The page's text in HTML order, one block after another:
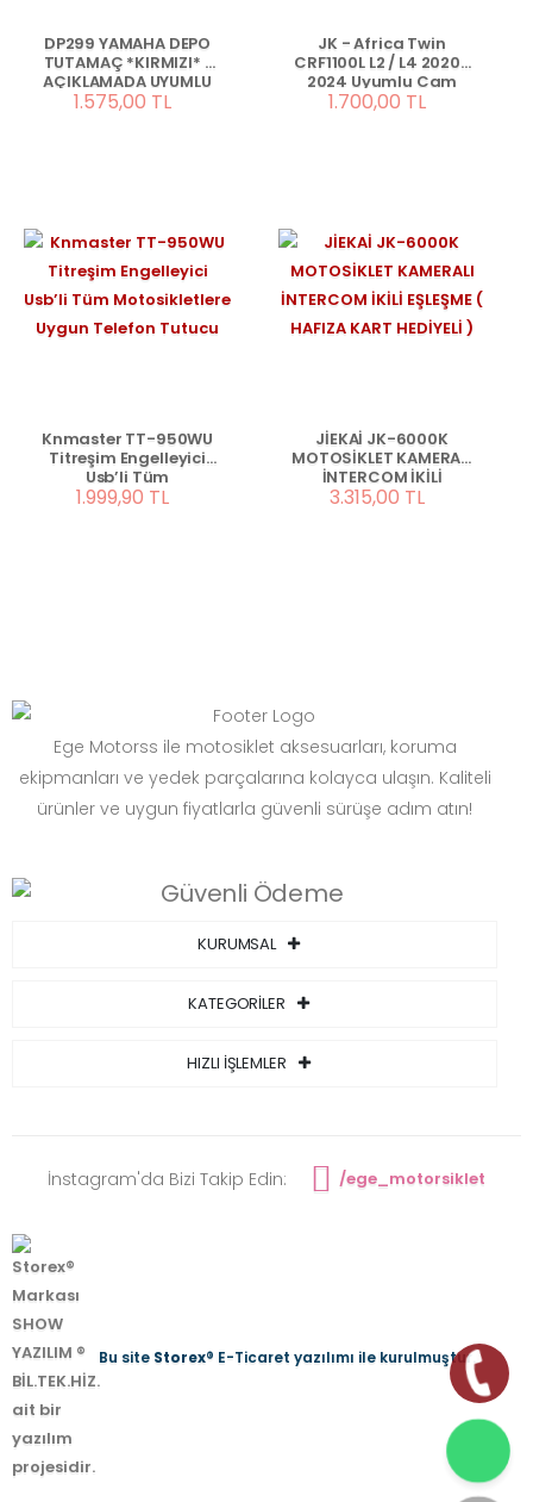
DP299 YAMAHA DEPO
TUTAMAÇ *KIRMIZI* (
AÇIKLAMADA UYUMLU
MODELLER )
1.575,00 TL
JK - Africa Twin
CRF1100L L2 / L4 2020-
2024 Uyumlu Cam
FÜME
1.700,00 TL
Knmaster TT-950WU
Titreşim Engelleyici
Usb’li Tüm
Motosikletlere Uygun
1.999,90 TL
JİEKAİ JK-6000K
MOTOSİKLET KAMERALI
İNTERCOM İKİLİ
EŞLEŞME ( HAFIZA KART
3.315,00 TL
Ege Motorss ile motosiklet aksesuarları, koruma
ekipmanları ve yedek parçalarına kolayca ulaşın. Kaliteli
ürünler ve uygun fiyatlarla güvenli sürüşe adım atın!
KURUMSAL
KATEGORİLER
HIZLI İŞLEMLER
Bu site Storex® E-Ticaret yazılımı ile kurulmuştur.
İnstagram'da Bizi Takip Edin: /ege_motorsiklet